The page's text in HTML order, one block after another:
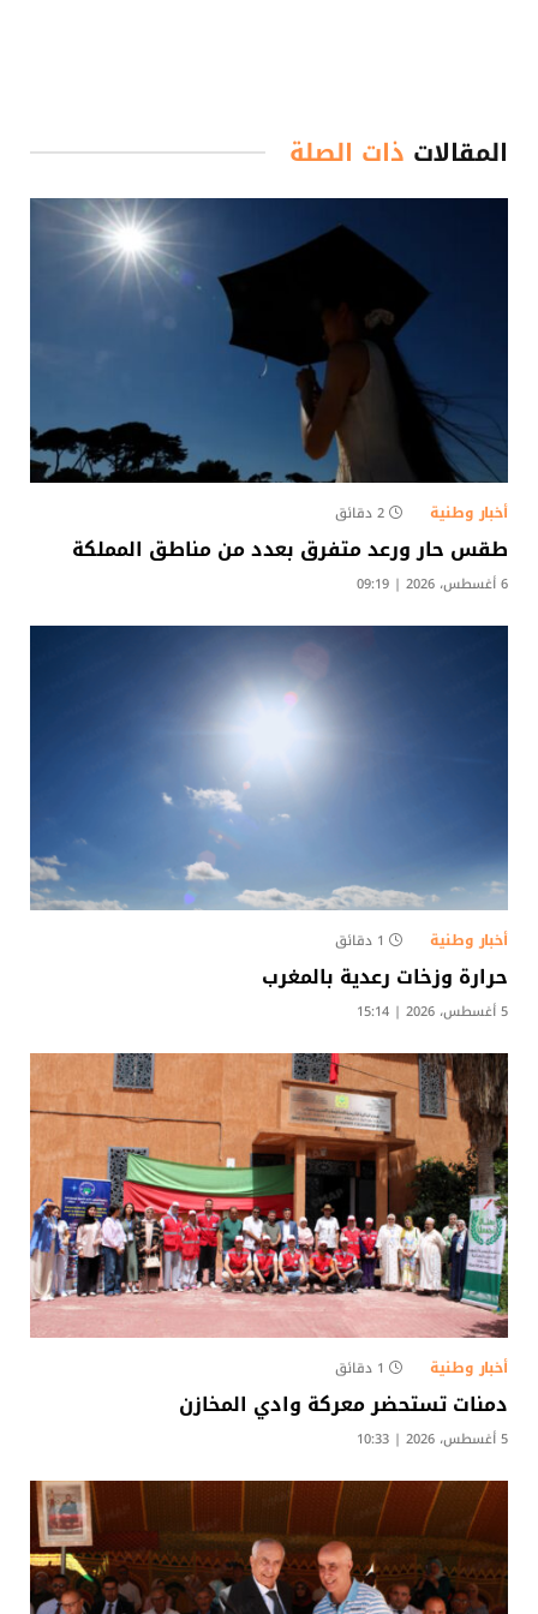
المقالات ذات الصلة
أخبار وطنية 2 دقائق
طقس حار ورعد متفرق بعدد من مناطق المملكة
6 أغسطس، 2026 | 09:19
أخبار وطنية 1 دقائق
حرارة وزخات رعدية بالمغرب
5 أغسطس، 2026 | 15:14
أخبار وطنية 1 دقائق
دمنات تستحضر معركة وادي المخازن
5 أغسطس، 2026 | 10:33